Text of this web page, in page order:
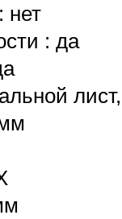
нет
: да